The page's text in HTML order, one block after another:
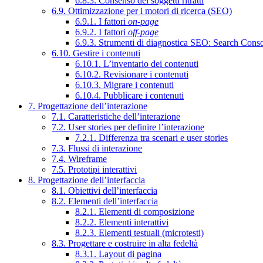
6.9. Ottimizzazione per i motori di ricerca (SEO)
6.9.1. I fattori on-page
6.9.2. I fattori off-page
6.9.3. Strumenti di diagnostica SEO: Search
6.10. Gestire i contenuti
6.10.1. L’inventario dei contenuti
6.10.2. Revisionare i contenuti
6.10.3. Migrare i contenuti
6.10.4. Pubblicare i contenuti
7. Progettazione dell’interazione
7.1. Caratteristiche dell’interazione
7.2. User stories per definire l’interazione
7.2.1. Differenza tra scenari e user stories
7.3. Flussi di interazione
7.4. Wireframe
7.5. Prototipi interattivi
8. Progettazione dell’interfaccia
8.1. Obiettivi dell’interfaccia
8.2. Elementi dell’interfaccia
8.2.1. Elementi di composizione
8.2.2. Elementi interattivi
8.2.3. Elementi testuali (microtesti)
8.3. Progettare e costruire in alta fedeltà
8.3.1. Layout di pagina